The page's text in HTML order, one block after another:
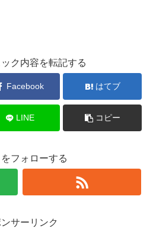
ク内容を転記する
Facebook はてブ
LINE コピー
フォローする
サーリンク